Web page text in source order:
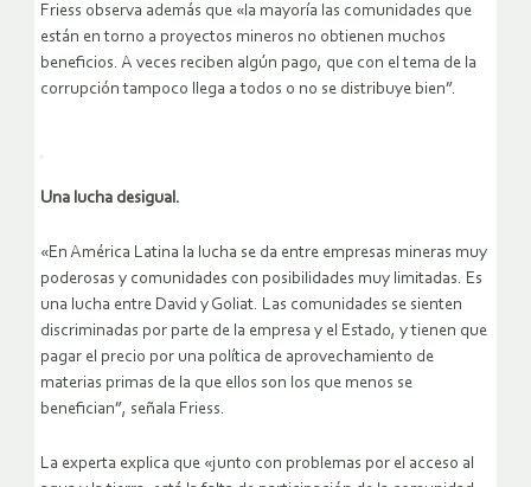
Friess observa además que «la mayoría las comunidades que
están en torno a proyectos mineros no obtienen muchos
beneficios. A veces reciben algún pago, que con el tema de la
corrupción tampoco llega a todos o no se distribuye bien”.
Una lucha desigual.
«En América Latina la lucha se da entre empresas mineras muy
poderosas y comunidades con posibilidades muy limitadas. Es
una lucha entre David y Goliat. Las comunidades se sienten
discriminadas por parte de la empresa y el Estado, y tienen que
pagar el precio por una política de aprovechamiento de
materias primas de la que ellos son los que menos se
benefician”, señala Friess.
La experta explica que «junto con problemas por el acceso al